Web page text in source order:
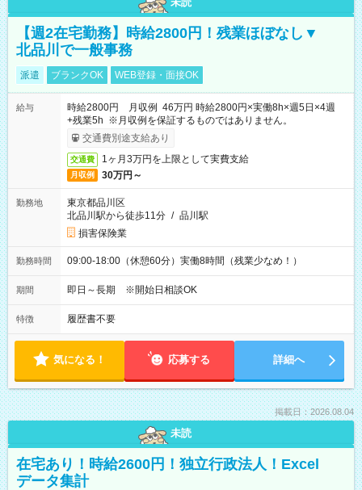
【週2在宅勤務】時給2800円！残業ほぼなし▼
北品川で一般事務
派遣 ブランクOK WEB登録・面接OK
給与
時給2800円 月収例 46万円 時給2800円×実働8h×週5日×4週
+残業5h ※月収例を保証するものではありません。
交通費別途支給あり
交通費 1ヶ月3万円を上限として実費支給
月収例 30万円～
勤務地
東京都品川区
北品川駅から徒歩11分 / 品川駅
損害保険業
勤務時間 09:00-18:00（休憩60分）実働8時間（残業少なめ！）
期間 即日～長期 ※開始日相談OK
特徴 履歴書不要
気になる！ 応募する 詳細へ
掲載日：2026.08.04
未読
在宅あり！時給2600円！独立行政法人！Excel
データ集計